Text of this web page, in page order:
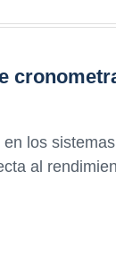
los
al